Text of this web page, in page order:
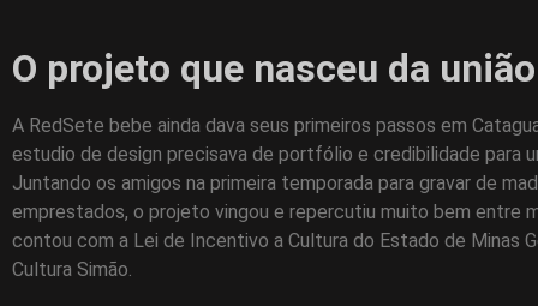
O projeto que nasceu da
A RedSete bebe ainda dava seus primeiros passos em
estudio de design precisava de portfólio e credibilidade para
Juntando os amigos na primeira temporada para gravar de
emprestados, o projeto vingou e repercutiu muito bem entre
contou com a Lei de Incentivo a Cultura do Estado de Minas
Cultura Simão.